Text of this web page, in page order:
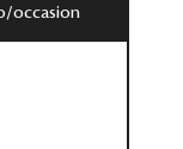
occasion